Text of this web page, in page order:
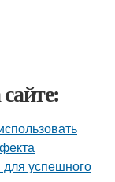
успешного